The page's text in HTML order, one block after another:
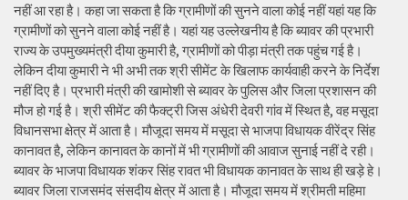
नहीं आ रहा है। कहा जा सकता है कि ग्रामीणों की सुनने वाला कोई नहीं यहां यह कि
ग्रामीणों को सुनने वाला कोई नहीं है। यहां यह उल्लेखनीय है कि ब्यावर की प्रभारी
राज्य के उपमुख्यमंत्री दीया कुमारी है, ग्रामीणों को पीड़ा मंत्री तक पहुंच गई है।
लेकिन दीया कुमारी ने भी अभी तक श्री सीमेंट के खिलाफ कार्यवाही करने के निर्देश
नहीं दिए है। प्रभारी मंत्री की खामोशी से ब्यावर के पुलिस और जिला प्रशासन की
मौज हो गई है। श्री सीमेंट की फैक्ट्री जिस अंधेरी देवरी गांव में स्थित है, वह मसूदा
विधानसभा क्षेत्र में आता है। मौजूदा समय में मसूदा से भाजपा विधायक वीरेंद्र सिंह
कानावत है, लेकिन कानावत के कानों में भी ग्रामीणों की आवाज सुनाई नहीं दे रही।
ब्यावर के भाजपा विधायक शंकर सिंह रावत भी विधायक कानावत के साथ ही खड़े हे।
ब्यावर जिला राजसमंद संसदीय क्षेत्र में आता है। मौजूदा समय में श्रीमती महिमा